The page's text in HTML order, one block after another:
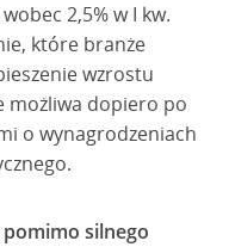
2,5% w I kw.
które branże
wzrostu
możliwa dopiero po
o wynagrodzeniach
silnego